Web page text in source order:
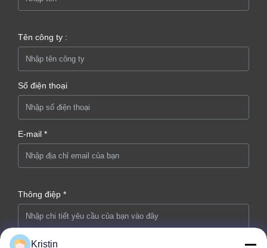
Tên công ty :
Số điện thoại
E-mail *
Thông điệp *
Kristin